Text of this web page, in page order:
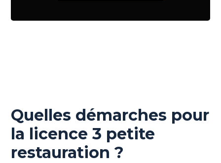
Quelles démarches pour
la licence 3 petite
restauration ?